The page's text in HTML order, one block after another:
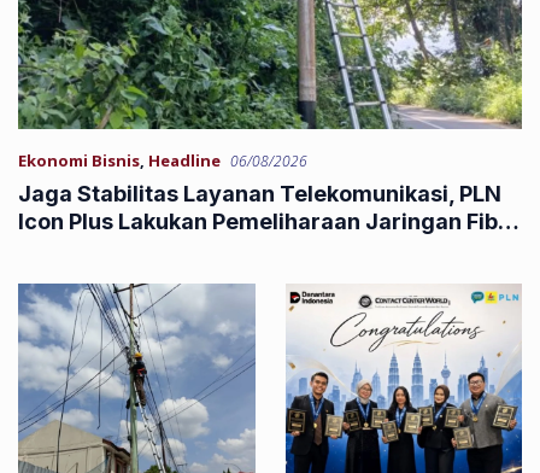
Ekonomi Bisnis, Headline 06/08/2026
Jaga Stabilitas Layanan Telekomunikasi, PLN
Icon Plus Lakukan Pemeliharaan Jaringan Fiber